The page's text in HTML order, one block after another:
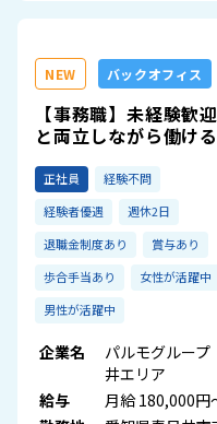
NEW バックオフィス
【事務職】未経験歓
と両立しながら働け
正社員
経験不問
経験者優遇
週休2日
退職金制度あり
賞与あり
歩合手当あり
女性が活躍中
男性が活躍中
企業名
パルモグルー
井エリア
給与
月給 180,000円